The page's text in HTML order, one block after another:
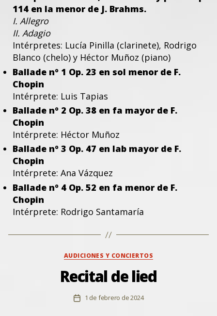
114 en la menor de J. Brahms.
I. Allegro
II. Adagio
Intérpretes: Lucía Pinilla (clarinete), Rodrigo
Blanco (chelo) y Héctor Muñoz (piano)
Ballade nº 1 Op. 23 en sol menor de F.
Chopin
Intérprete: Luis Tapias
Ballade nº 2 Op. 38 en fa mayor de F.
Chopin
Intérprete: Héctor Muñoz
Ballade nº 3 Op. 47 en lab mayor de F.
Chopin
Intérprete: Ana Vázquez
Ballade nº 4 Op. 52 en fa menor de F.
Chopin
Intérprete: Rodrigo Santamaría
Categorías
AUDICIONES Y CONCIERTOS
Recital de lied
Fecha1 de febrero de 2024